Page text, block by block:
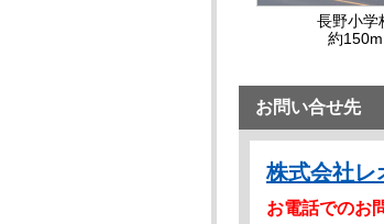
長野小学
約150m
お問い合せ先
株式会社レ
お電話でのお